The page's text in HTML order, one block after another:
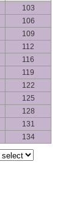
103
106
109
112
116
119
122
125
128
131
134